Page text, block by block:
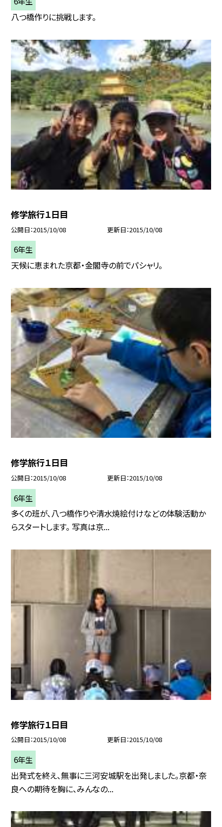
八つ橋作りに挑戦します。
修学旅行１日目
公開日 2015/10/08 更新日 2015/10/08
6年生
天候に恵まれた京都・金閣寺の前でパシャリ。
修学旅行１日目
公開日 2015/10/08 更新日 2015/10/08
6年生
多くの班が、八つ橋作りや清水焼絵付けなどの体験活動か
らスタートします。 写真は京...
修学旅行１日目
公開日 2015/10/08 更新日 2015/10/08
6年生
出発式を終え、無事に三河安城駅を出発しました。京都・奈
良への期待を胸に、みんなの...